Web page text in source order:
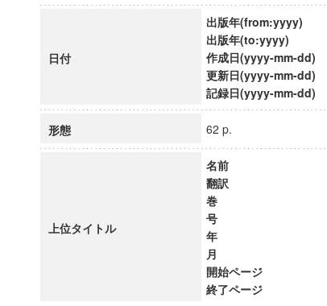
日付
出版年(from:yyyy)
出版年(to:yyyy)
作成日(yyyy-mm-dd)
更新日(yyyy-mm-dd)
記録日(yyyy-mm-dd)
形態 62 p.
上位タイトル
名前
翻訳
巻
号
年
月
開始ページ
終了ページ